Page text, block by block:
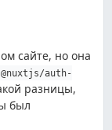
сайте, но она
@nuxtjs/auth-
разницы,
был